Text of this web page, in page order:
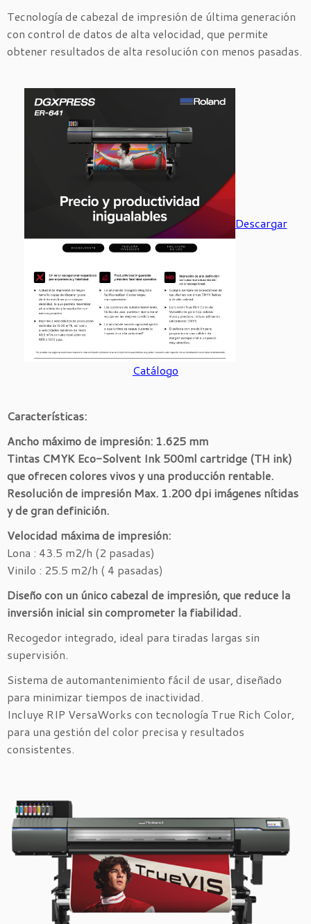
Tecnología de cabezal de impresión de última generación
con control de datos de alta velocidad, que permite
obtener resultados de alta resolución con menos pasadas.
Descargar
Catálogo
Características:
Ancho máximo de impresión: 1.625 mm
Tintas CMYK Eco-Solvent Ink 500ml cartridge (TH ink)
que ofrecen colores vivos y una producción rentable.
Resolución de impresión Max. 1.200 dpi imágenes nítidas
y de gran definición.
Velocidad máxima de impresión:
Lona : 43.5 m2/h (2 pasadas)
Vinilo : 25.5 m2/h ( 4 pasadas)
Diseño con un único cabezal de impresión, que reduce la
inversión inicial sin comprometer la fiabilidad.
Recogedor integrado, ideal para tiradas largas sin
supervisión.
Sistema de automantenimiento fácil de usar, diseñado
para minimizar tiempos de inactividad.
Incluye RIP VersaWorks con tecnología True Rich Color,
para una gestión del color precisa y resultados
consistentes.